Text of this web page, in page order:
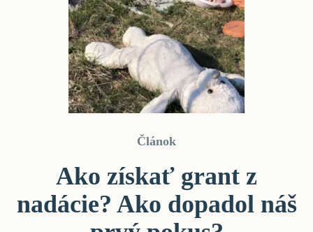
Článok
Ako získať grant z
nadácie? Ako dopadol náš